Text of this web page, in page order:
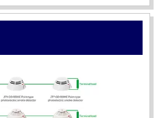
NỔ-UX150 KOREA